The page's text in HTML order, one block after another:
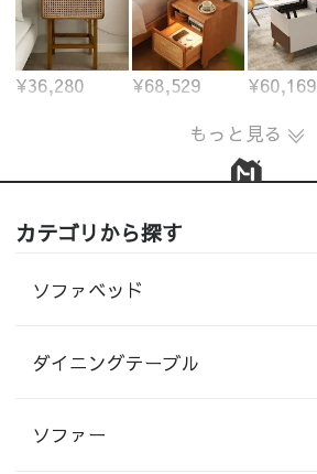
¥36,280 ¥68,529 ¥60,169
もっと見る
カテゴリから探す
ソファベッド
ダイニングテーブル
ソファー